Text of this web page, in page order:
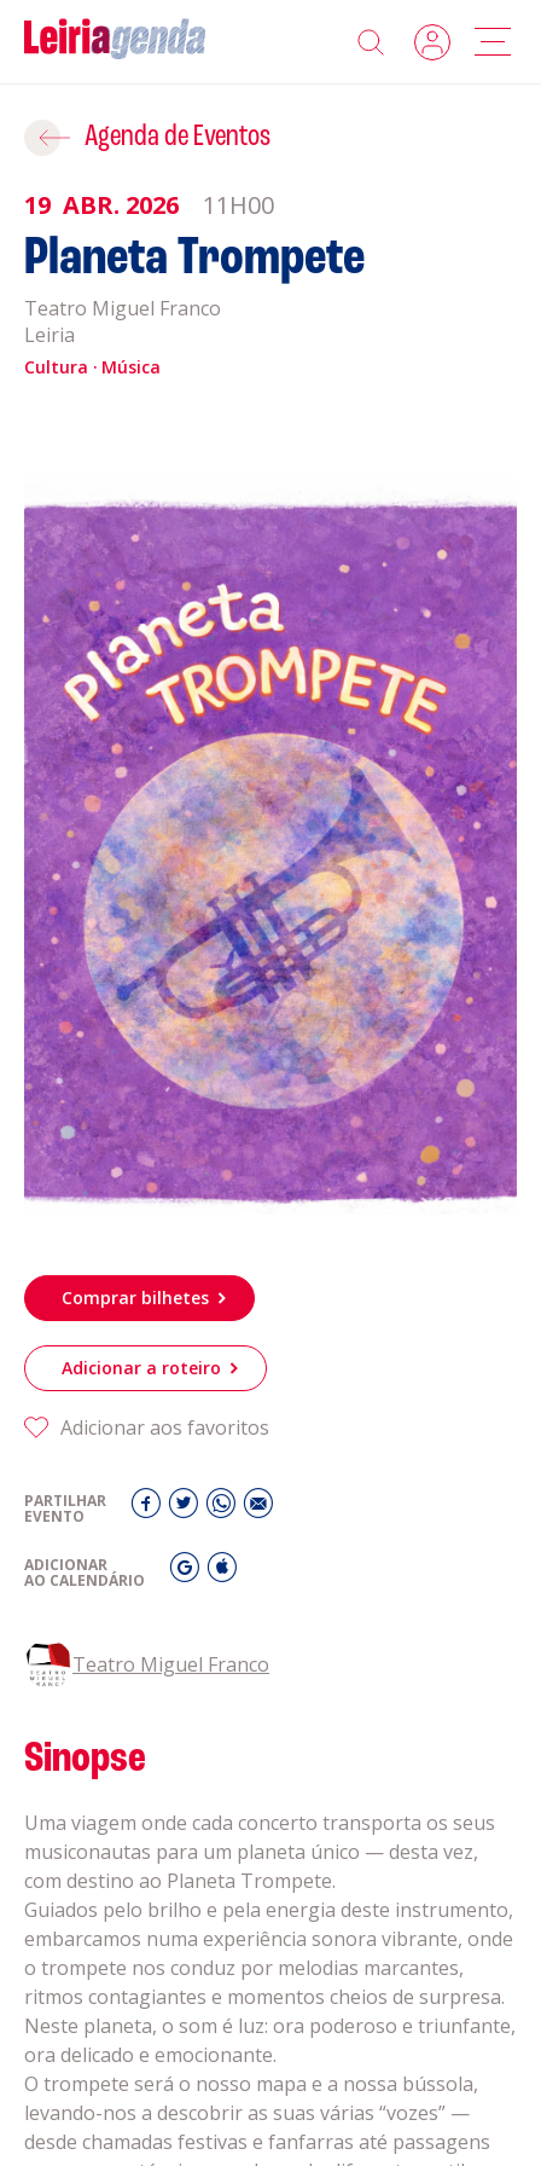
Agenda
Sobre a Leiriagenda
Promotores
Clubes Desportivos
Política de Privacidade
Política de Cookies
Acompanhe a Leiria Agenda
CULTURA
DESPORTO
Agenda de Eventos
19 ABR. 2026 11H00
Planeta Trompete
Teatro Miguel Franco
Leiria
Cultura Música
Comprar bilhetes
Adicionar a roteiro
Adicionar aos favoritos
PARTILHAR
EVENTO
ADICIONAR
AO CALENDÁRIO
Teatro Miguel Franco
Sinopse
Uma viagem onde cada concerto transporta os seus
musiconautas para um planeta único — desta vez,
com destino ao Planeta Trompete.
Guiados pelo brilho e pela energia deste instrumento,
embarcamos numa experiência sonora vibrante, onde
o trompete nos conduz por melodias marcantes,
ritmos contagiantes e momentos cheios de surpresa.
Neste planeta, o som é luz: ora poderoso e triunfante,
ora delicado e emocionante.
O trompete será o nosso mapa e a nossa bússola,
levando-nos a descobrir as suas várias “vozes” —
desde chamadas festivas e fanfarras até passagens
Adicionar ao Roteiro
ROTEIROS EXISTENTES
CRIAR NOVO